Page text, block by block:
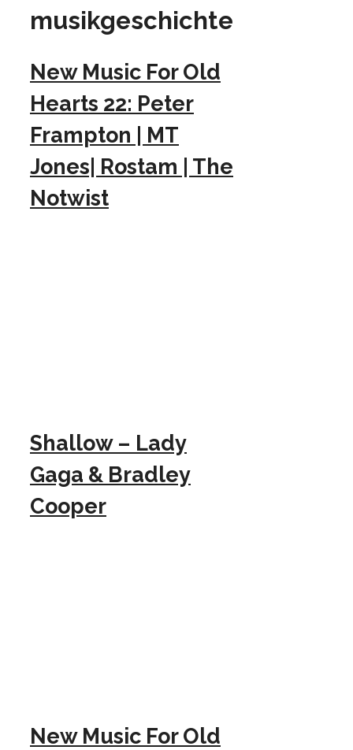
musikgeschichte
New Music For Old
Hearts 22: Peter
Frampton | MT
Jones| Rostam | The
Notwist
Shallow – Lady
Gaga & Bradley
Cooper
New Music For Old